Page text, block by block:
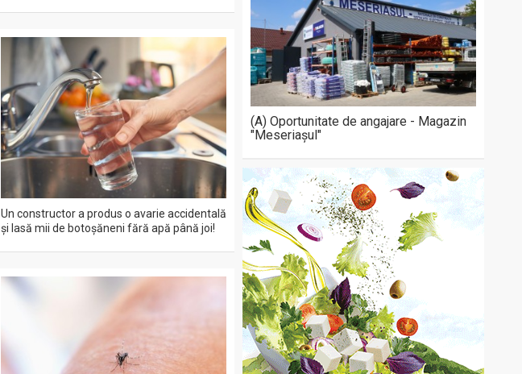
Un constructor a produs o avarie accidentală
și lasă mii de botoșăneni fără apă până joi!
(A) Oportunitate de angajare - Magazin
"Meseriașul"